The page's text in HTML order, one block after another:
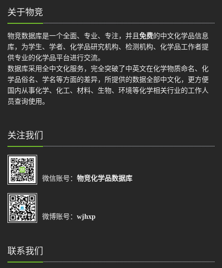
关于物竞
物竞数据库是一个全面、专业、专注，并且 免费的中文化学品信息
库，为学生、学者、化学品研究机构、检测机构、化学品工作者提
供专业的化学品平台进行交流。
数据库采用全中文化服务，完全突破了中英文在化学物质命名、化
学品俗名、学名等方面的差异，所提供的数据全部中文化，更方便
国内从事化学、化工、材料、生物、环境等化学相关行业的工作人
员查询使用。
关注我们
微信账号： 物竞化学品数据库
微博账号： wjhxp
联系我们